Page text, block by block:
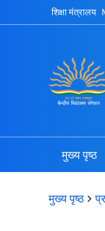
शिक्षा मंत्रालय
मुख्य पृष्ठ
मुख्य पृष्ठ